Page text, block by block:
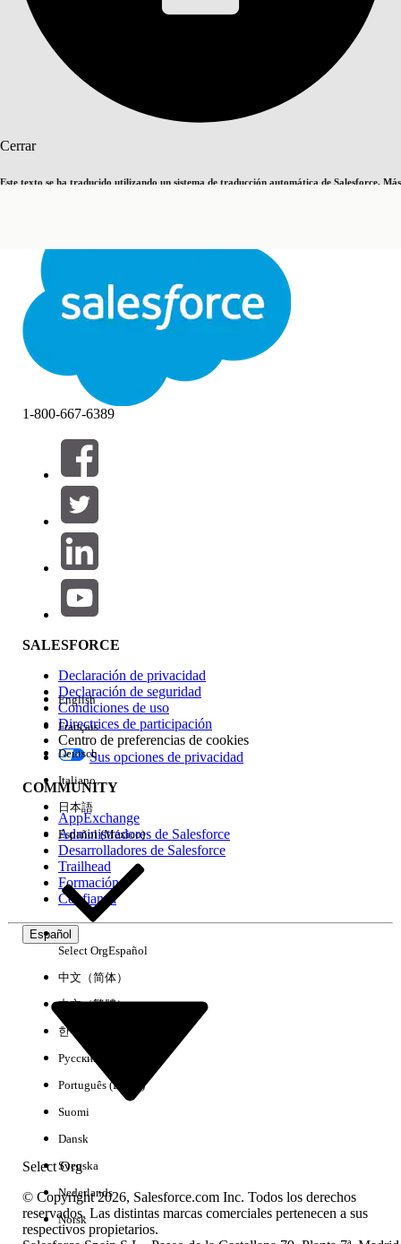
Cerrar
Este texto se ha traducido utilizando un sistema de traducción automática de Salesforce. Más
Cerrar Cerrar
Índice de materias
Buscar
Filtros (0)
SELECCIONAR FILTROS
Área de productos
Repercusión de función
Edición
Experiencia
No hay resultados
1-800-667-6389
SALESFORCE
Declaración de privacidad
Declaración de seguridad
Condiciones de uso
Directrices de participación
Centro de preferencias de cookies
Sus opciones de privacidad
COMMUNITY
AppExchange
Administradores de Salesforce
Desarrolladores de Salesforce
Trailhead
Formación
Confianza
Español
Select Org
English
Français
Deutsch
Italiano
日本語
Español (México)
Select OrgEspañol
中文（简体）
中文（繁體）
한국어
Русский
Português (Brasil)
Suomi
Dansk
Svenska
Nederlands
Norsk
© Copyright 2026, Salesforce.com Inc. Todos los derechos
reservados. Las distintas marcas comerciales pertenecen a sus
respectivos propietarios.